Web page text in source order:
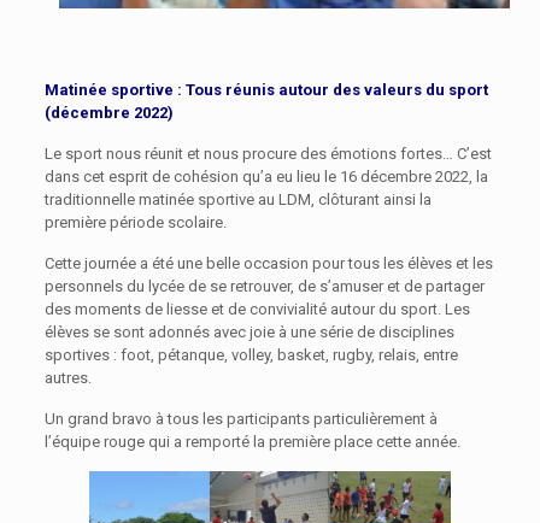
Matinée sportive : Tous réunis autour des valeurs du sport
(décembre 2022)
Le sport nous réunit et nous procure des émotions fortes… C’est
dans cet esprit de cohésion qu’a eu lieu le 16 décembre 2022, la
traditionnelle matinée sportive au LDM, clôturant ainsi la
première période scolaire.
Cette journée a été une belle occasion pour tous les élèves et les
personnels du lycée de se retrouver, de s’amuser et de partager
des moments de liesse et de convivialité autour du sport. Les
élèves se sont adonnés avec joie à une série de disciplines
sportives : foot, pétanque, volley, basket, rugby, relais, entre
autres.
Un grand bravo à tous les participants particulièrement à
l’équipe rouge qui a remporté la première place cette année.